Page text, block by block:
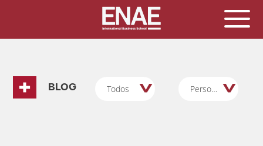
BLOG Todos Personas/RRHH